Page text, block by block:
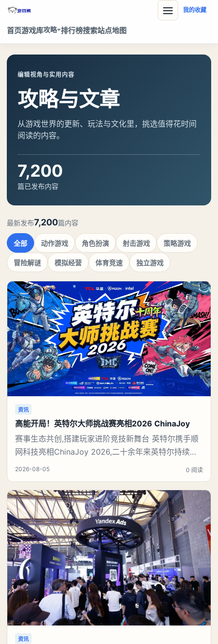
首页游戏库攻略 排行榜搜索站点地图
我的收藏
编辑视角与实用内容
攻略与文章
从游戏世界的更新、玩法与文化里，挑选值得花时间
阅读的内容。
7,200
篇已发布内容
最新发布7,200篇内容
全部 动作游戏 角色扮演 射击游戏 策略游戏
冒险解谜 模拟经营 体育竞速 独立游戏
资讯
高能开局！英特尔大师挑战赛亮相2026 ChinaJoy
赛事生态共创,搭建玩家进阶竞技新舞台 英特尔携手顺
网科技亮相ChinaJoy 2026,二十余年来英特尔持续参
与并支持电竞产业发展,通过技术平台、赛事合作与生
平台。本届ChinaJoy恰逢英特尔大师挑战赛十周年,英
特尔与爱攻、达尔优、竞悦、铭瑄、变体精灵、傲希、
雅浚、玩家国度、星超
2026-08-05 0 阅读
资讯